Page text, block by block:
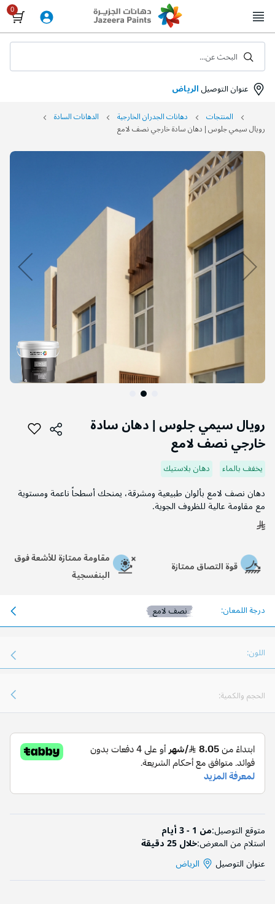
to
Content
عنوان التوصيلالرياض
البحث عن...
المنتجات دهانات الجدران الخارجية
الدهانات السادة
رويال سيمي جلوس | دهان سادة خارجي نصف لامع
رويال سيمي جلوس | دهان سادة
خارجي نصف لامع
يخفف بالماء دهان بلاستيك
دهان نصف لامع بألوان طبيعية ومشرقة، يمنحك أسطحاً ناعمة ومستوية
مع مقاومة عالية للظروف الجوية.
قوة التصاق ممتازة
مقاومة ممتازة للأشعة فوق
البنفسجية
درجة اللمعان: نصف لامع
اللون:
الحجم والكمية:
متوقع التوصيل:من 1 - 3 أيام
استلام من المعرض:خلال 25 دقيقة
عنوان التوصيل
الرياض
التخطي
بداية
معرض
الصور